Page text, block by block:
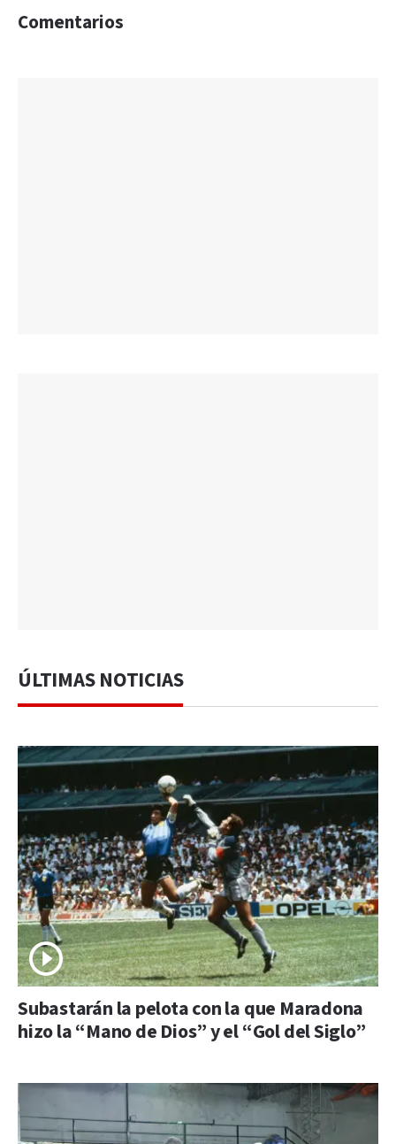
Comentarios
ÚLTIMAS NOTICIAS
Subastarán la pelota con la que Maradona
hizo la “Mano de Dios” y el “Gol del Siglo”